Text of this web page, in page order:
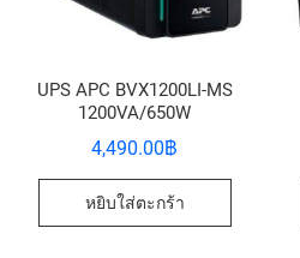
UPS APC BVX1200LI-MS
1200VA/650W
4,490.00฿
หยิบใส่ตะกร้า